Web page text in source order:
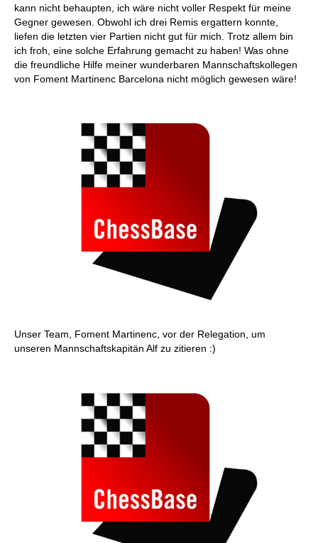
kann nicht behaupten, ich wäre nicht voller Respekt für meine
Gegner gewesen. Obwohl ich drei Remis ergattern konnte,
liefen die letzten vier Partien nicht gut für mich. Trotz allem bin
ich froh, eine solche Erfahrung gemacht zu haben! Was ohne
die freundliche Hilfe meiner wunderbaren Mannschaftskollegen
von Foment Martinenc Barcelona nicht möglich gewesen wäre!
Unser Team, Foment Martinenc, vor der Relegation, um
unseren Mannschaftskapitän Alf zu zitieren :)